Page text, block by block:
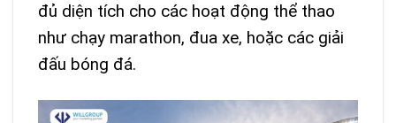
đủ diện tích cho các hoạt động thể thao
như chạy marathon, đua xe, hoặc các giải
đấu bóng đá.